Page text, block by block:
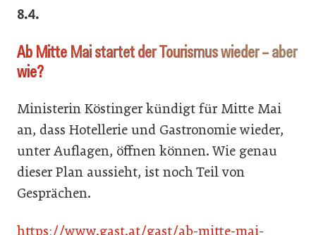
8.4.
Ab Mitte Mai startet der Tourismus wieder – aber
wie?
Ministerin Köstinger kündigt für Mitte Mai
an, dass Hotellerie und Gastronomie wieder,
unter Auflagen, öffnen können. Wie genau
dieser Plan aussieht, ist noch Teil von
Gesprächen.
https://www.gast.at/gast/ab-mitte-mai-